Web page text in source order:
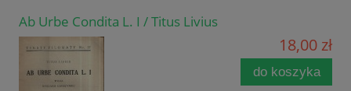
Ab Urbe Condita L. I / Titus Livius
18,00 zł
do koszyka